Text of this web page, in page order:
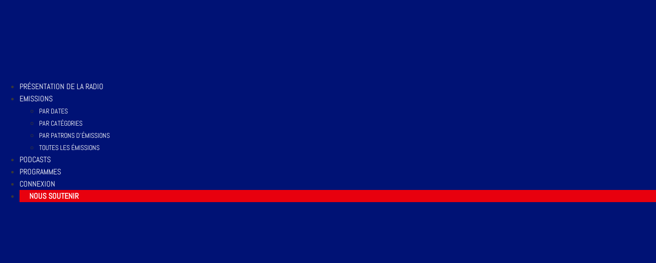
PRÉSENTATION DE LA RADIO
EMISSIONS
PAR DATES
PAR CATÉGORIES
PAR PATRONS D’ÉMISSIONS
TOUTES LES ÉMISSIONS
PODCASTS
PROGRAMMES
CONNEXION
NOUS SOUTENIR